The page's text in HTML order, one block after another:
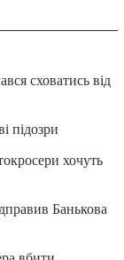
сховатись від
підозри
хочуть
Банькова